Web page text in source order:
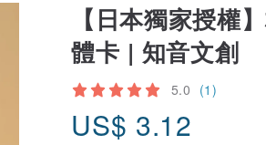
【日本獨家授權
體卡 | 知音文創
5.0 (1)
US$ 3.12